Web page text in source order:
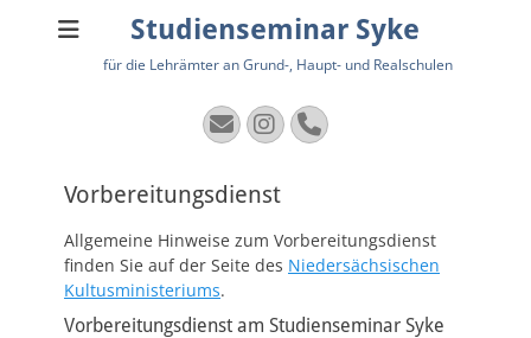
Studienseminar Syke
für die Lehrämter an Grund-, Haupt- und Realschulen
E-
Mail
Instagram
Telefon
Vorbereitungsdienst
Allgemeine Hinweise zum Vorbereitungsdienst
finden Sie auf der Seite des Niedersächsischen
Kultusministeriums.
Vorbereitungsdienst am Studienseminar Syke